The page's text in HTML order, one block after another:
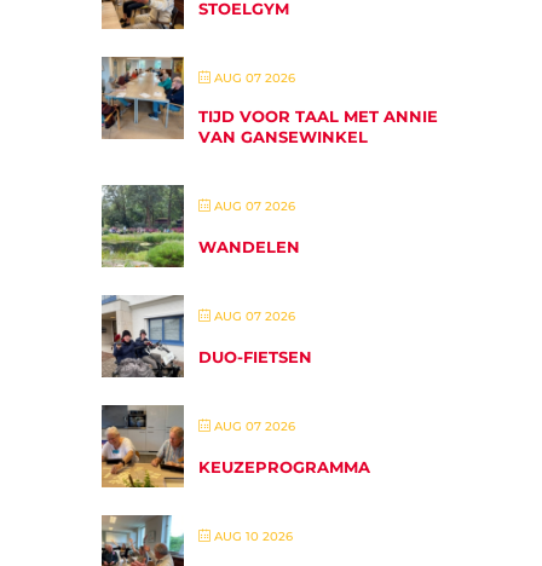
STOELGYM
AUG 07 2026
TIJD VOOR TAAL MET ANNIE
VAN GANSEWINKEL
AUG 07 2026
WANDELEN
AUG 07 2026
DUO-FIETSEN
AUG 07 2026
KEUZEPROGRAMMA
AUG 10 2026